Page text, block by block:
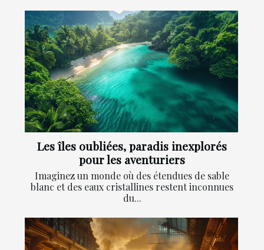
Les îles oubliées, paradis inexplorés
pour les aventuriers
Imaginez un monde où des étendues de sable
blanc et des eaux cristallines restent inconnues
du...